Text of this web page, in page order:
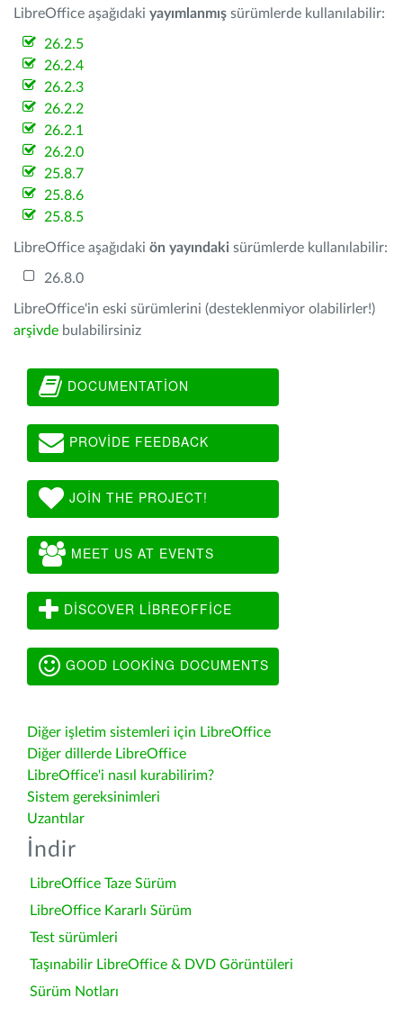
LibreOffice aşağıdaki yayımlanmış sürümlerde kullanılabilir:
26.2.5
26.2.4
26.2.3
26.2.2
26.2.1
26.2.0
25.8.7
25.8.6
25.8.5
LibreOffice aşağıdaki ön yayındaki sürümlerde kullanılabilir:
26.8.0
LibreOffice'in eski sürümlerini (desteklenmiyor olabilirler!)
arşivde bulabilirsiniz
DOCUMENTATION
PROVIDE FEEDBACK
JOIN THE PROJECT!
MEET US AT EVENTS
DISCOVER LIBREOFFICE
GOOD LOOKING DOCUMENTS
Diğer işletim sistemleri için LibreOffice
Diğer dillerde LibreOffice
LibreOffice'i nasıl kurabilirim?
Sistem gereksinimleri
Uzantılar
İndir
LibreOffice Taze Sürüm
LibreOffice Kararlı Sürüm
Test sürümleri
Taşınabilir LibreOffice & DVD Görüntüleri
Sürüm Notları